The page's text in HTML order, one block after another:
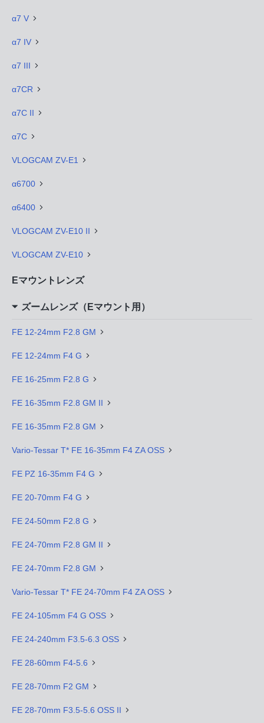
α7 V
α7 IV
α7 III
α7CR
α7C II
α7C
VLOGCAM ZV-E1
α6700
α6400
VLOGCAM ZV-E10 II
VLOGCAM ZV-E10
Eマウントレンズ
ズームレンズ（Eマウント用）
FE 12-24mm F2.8 GM
FE 12-24mm F4 G
FE 16-25mm F2.8 G
FE 16-35mm F2.8 GM II
FE 16-35mm F2.8 GM
Vario-Tessar T* FE 16-35mm F4 ZA OSS
FE PZ 16-35mm F4 G
FE 20-70mm F4 G
FE 24-50mm F2.8 G
FE 24-70mm F2.8 GM II
FE 24-70mm F2.8 GM
Vario-Tessar T* FE 24-70mm F4 ZA OSS
FE 24-105mm F4 G OSS
FE 24-240mm F3.5-6.3 OSS
FE 28-60mm F4-5.6
FE 28-70mm F2 GM
FE 28-70mm F3.5-5.6 OSS II